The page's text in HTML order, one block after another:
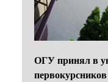
ОГУ принял в
первокурсников